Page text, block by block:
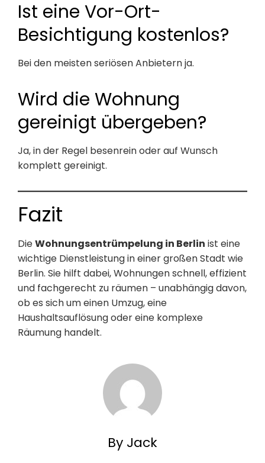
Ist eine Vor-Ort-
Besichtigung kostenlos?
Bei den meisten seriösen Anbietern ja.
Wird die Wohnung
gereinigt übergeben?
Ja, in der Regel besenrein oder auf Wunsch
komplett gereinigt.
Fazit
DieWohnungsentrümpelung in Berlin ist eine
wichtige Dienstleistung in einer großen Stadt wie
Berlin. Sie hilft dabei, Wohnungen schnell, effizient
und fachgerecht zu räumen – unabhängig davon,
ob es sich um einen Umzug, eine
Haushaltsauflösung oder eine komplexe
Räumung handelt.
By Jack